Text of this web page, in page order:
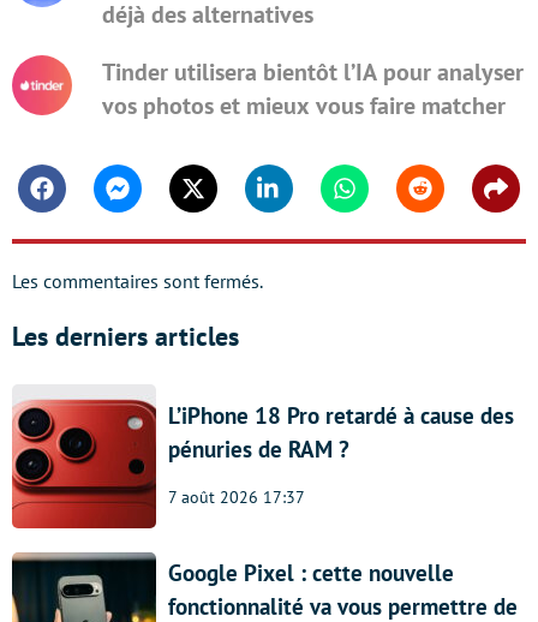
déjà des alternatives
Tinder utilisera bientôt l’IA pour analyser
vos photos et mieux vous faire matcher
FacebookMessengerTwitter Linkedin WhatsappReddit
Les commentaires sont fermés.
Les derniers articles
L’iPhone 18 Pro retardé à cause des
pénuries de RAM ?
7 août 2026 17:37
Google Pixel : cette nouvelle
fonctionnalité va vous permettre de